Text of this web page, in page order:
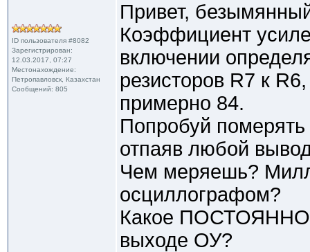
ID пользователя #8082
Зарегистрирован:
12.03.2017, 07:27
Местонахождение:
Петропавловск, Казахстан
Сообщений: 805
Привет,
Коэффициент
включении
резисторов R7 к
примерно 84.
Попробуй
отпаяв любой
Чем меряешь?
осциллографом?
Какое
выходе ОУ?